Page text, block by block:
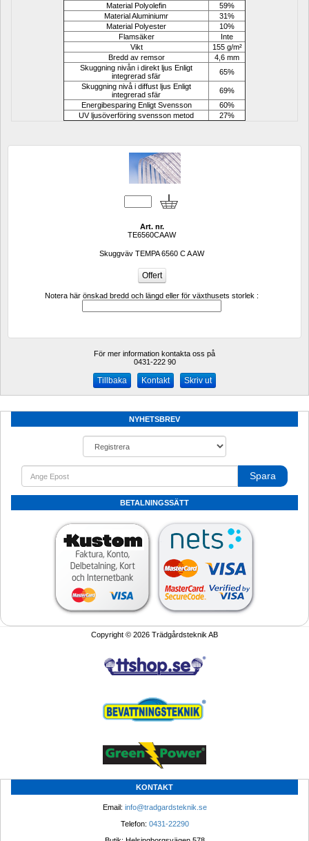
Material Polyolefin
59%
Material Aluminiumr
31%
Material Polyester
10%
Flamsäker
Inte
Vikt
155 g/m²
Bredd av remsor
4,6 mm
Skuggning nivån i direkt ljus Enligt
integrerad sfär
65%
Skuggning nivå i diffust ljus Enligt
integrerad sfär
69%
Energibesparing Enligt Svensson
60%
UV ljusöverföring svensson metod
27%
Art. nr.
TE6560CAAW
Skuggväv TEMPA 6560 C A AW
Notera här önskad bredd och längd eller för växthusets storlek :
För mer information kontakta oss på
0431-222 90
Kontakt Skriv ut
NYHETSBREV
Spara
BETALNINGSSÄTT
Copyright © 2026 Trädgårdsteknik AB
KONTAKT
Email: info@tradgardsteknik.se
Telefon: 0431-22290